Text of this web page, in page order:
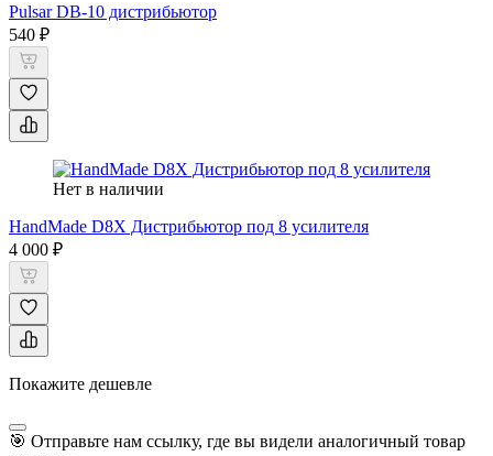
Pulsar DB-10 дистрибьютор
540 ₽
Нет в наличии
HandMade D8X Дистрибьютор под 8 усилителя
4 000 ₽
Покажите дешевле
🎯 Отправьте нам ссылку, где вы видели аналогичный товар